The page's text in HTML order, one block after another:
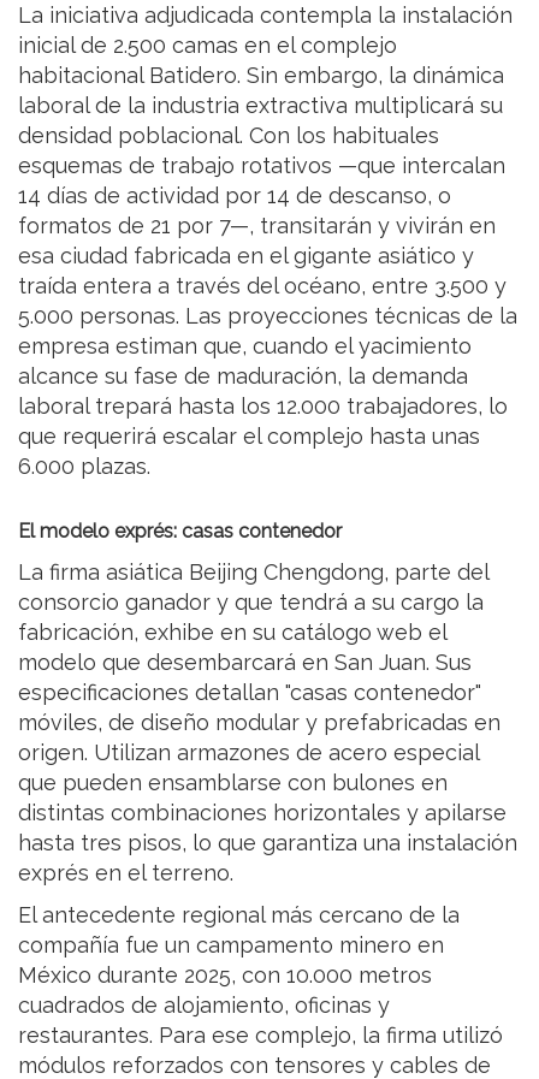
La iniciativa adjudicada contempla la instalación
inicial de 2.500 camas en el complejo
habitacional Batidero. Sin embargo, la dinámica
laboral de la industria extractiva multiplicará su
densidad poblacional. Con los habituales
esquemas de trabajo rotativos —que intercalan
14 días de actividad por 14 de descanso, o
formatos de 21 por 7—, transitarán y vivirán en
esa ciudad fabricada en el gigante asiático y
traída entera a través del océano, entre 3.500 y
5.000 personas. Las proyecciones técnicas de la
empresa estiman que, cuando el yacimiento
alcance su fase de maduración, la demanda
laboral trepará hasta los 12.000 trabajadores, lo
que requerirá escalar el complejo hasta unas
6.000 plazas.
El modelo exprés: casas contenedor
La firma asiática Beijing Chengdong, parte del
consorcio ganador y que tendrá a su cargo la
fabricación, exhibe en su catálogo web el
modelo que desembarcará en San Juan. Sus
especificaciones detallan "casas contenedor"
móviles, de diseño modular y prefabricadas en
origen. Utilizan armazones de acero especial
que pueden ensamblarse con bulones en
distintas combinaciones horizontales y apilarse
hasta tres pisos, lo que garantiza una instalación
exprés en el terreno.
El antecedente regional más cercano de la
compañía fue un campamento minero en
México durante 2025, con 10.000 metros
cuadrados de alojamiento, oficinas y
restaurantes. Para ese complejo, la firma utilizó
módulos reforzados con tensores y cables de